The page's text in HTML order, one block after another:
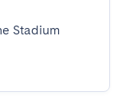
Stadium